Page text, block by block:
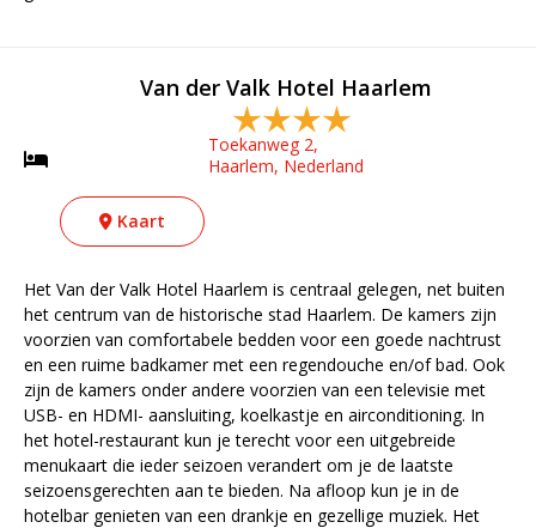
Van der Valk Hotel Haarlem
Toekanweg 2,
Haarlem, Nederland
Kaart
Het Van der Valk Hotel Haarlem is centraal gelegen, net buiten
het centrum van de historische stad Haarlem. De kamers zijn
voorzien van comfortabele bedden voor een goede nachtrust
en een ruime badkamer met een regendouche en/of bad. Ook
zijn de kamers onder andere voorzien van een televisie met
USB- en HDMI- aansluiting, koelkastje en airconditioning. In
het hotel-restaurant kun je terecht voor een uitgebreide
menukaart die ieder seizoen verandert om je de laatste
seizoensgerechten aan te bieden. Na afloop kun je in de
hotelbar genieten van een drankje en gezellige muziek. Het